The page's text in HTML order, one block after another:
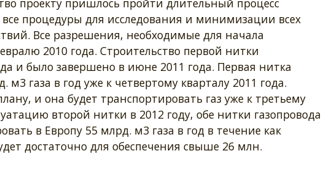
процедуры для исследования и минимизации всех
Все разрешения, необходимые для начала
2010 года. Строительство первой нитки
и было завершено в июне 2011 года. Первая нитка
газа в год уже к четвертому кварталу 2011 года.
и она будет транспортировать газ уже к третьему
второй нитки в 2012 году, обе нитки газопровода
в Европу 55 млрд. м3 газа в год в течение как
достаточно для обеспечения свыше 26 млн.